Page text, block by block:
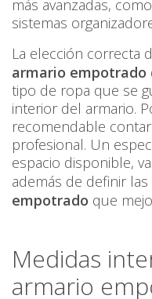
más avanzadas,
sistemas
La elección correcta
armario empotrado
tipo de ropa que se
interior del armario.
recomendable
profesional. Un
espacio disponible,
además de definir las
empotrado que
Medidas
armario